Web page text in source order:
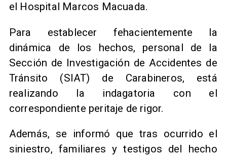
el Hospital Marcos Macuada.
Para establecer fehacientemente la
dinámica de los hechos, personal de la
Sección de Investigación de Accidentes de
Tránsito (SIAT) de Carabineros, está
realizando la indagatoria con el
correspondiente peritaje de rigor.
Además, se informó que tras ocurrido el
siniestro, familiares y testigos del hecho